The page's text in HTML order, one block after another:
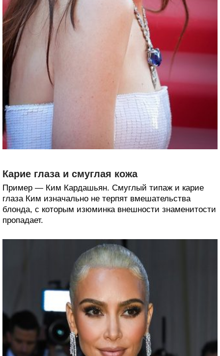
Карие глаза и смуглая кожа
Пример — Ким Кардашьян. Смуглый типаж и карие
глаза Ким изначально не терпят вмешательства
блонда, с которым изюминка внешности знаменитости
пропадает.